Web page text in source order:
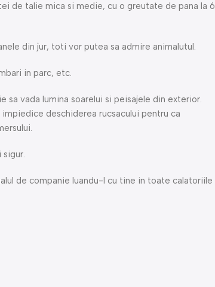
de talie mica si medie, cu o greutate de pana la 6
din jur, toti vor putea sa admire animalutul.
in parc, etc.
vada lumina soarelui si peisajele din exterior.
deschiderea rucsacului pentru ca
de companie luandu-l cu tine in toate calatoriile